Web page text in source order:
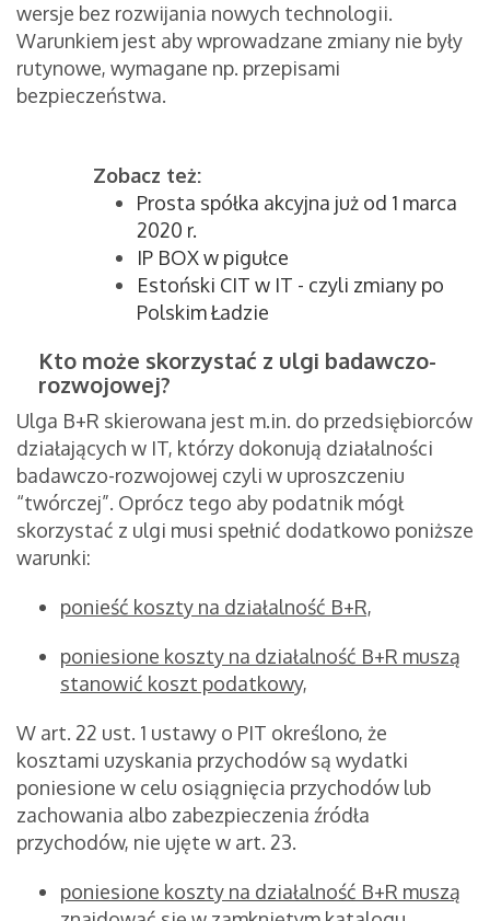
wersje bez rozwijania nowych technologii.
Warunkiem jest aby wprowadzane zmiany nie były
rutynowe, wymagane np. przepisami
bezpieczeństwa.
Zobacz też:
Prosta spółka akcyjna już od 1 marca
2020 r.
IP BOX w pigułce
Estoński CIT w IT - czyli zmiany po
Polskim Ładzie
Kto może skorzystać z ulgi badawczo-
rozwojowej?
Ulga B+R skierowana jest m.in. do przedsiębiorców
działających w IT, którzy dokonują działalności
badawczo-rozwojowej czyli w uproszczeniu
“twórczej”. Oprócz tego aby podatnik mógł
skorzystać z ulgi musi spełnić dodatkowo poniższe
warunki:
ponieść koszty na działalność B+R,
poniesione koszty na działalność B+R muszą
stanowić koszt podatkowy,
W art. 22 ust. 1 ustawy o PIT określono, że
kosztami uzyskania przychodów są wydatki
poniesione w celu osiągnięcia przychodów lub
zachowania albo zabezpieczenia źródła
przychodów, nie ujęte w art. 23.
poniesione koszty na działalność B+R muszą